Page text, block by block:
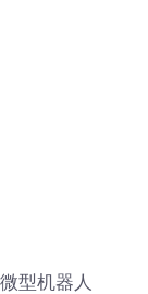
型机器人